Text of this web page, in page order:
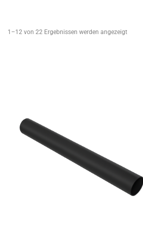
1–12 von 22 Ergebnissen werden angezeigt